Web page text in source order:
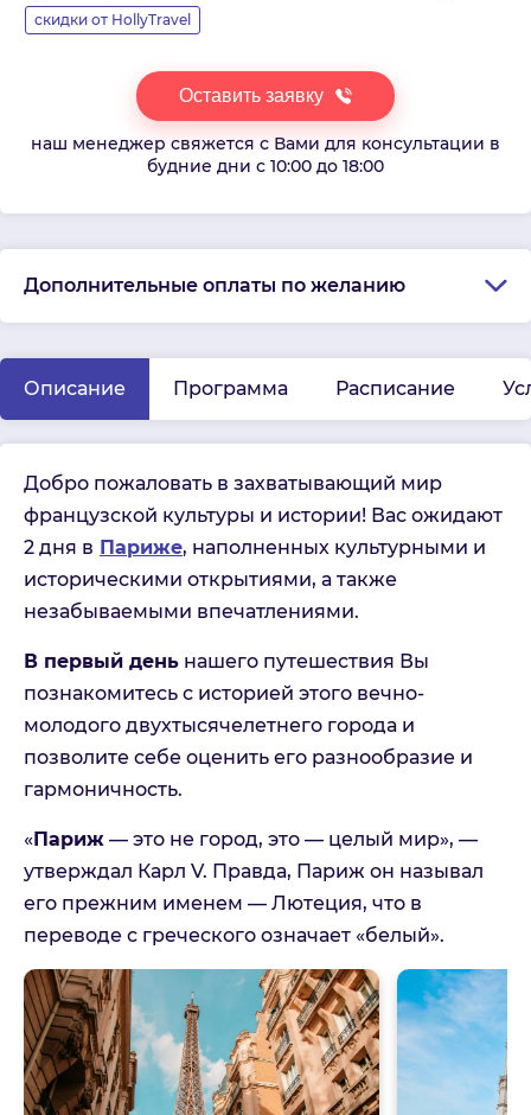
скидки от HollyTravel
Оставить заявку
наш менеджер свяжется с Вами для консультации в
будние дни с 10:00 до 18:00
Дополнительные оплаты по желанию
Описание Программа Расписание
Добро пожаловать в захватывающий мир
французской культуры и истории! Вас ожидают
2 дня в Париже, наполненных культурными и
историческими открытиями, а также
незабываемыми впечатлениями.
В первый день нашего путешествия Вы
познакомитесь с историей этого вечно-
молодого двухтысячелетнего города и
позволите себе оценить его разнообразие и
гармоничность.
«Париж — это не город, это — целый мир», —
утверждал Карл V. Правда, Париж он называл
его прежним именем — Лютеция, что в
переводе с греческого означает «белый».